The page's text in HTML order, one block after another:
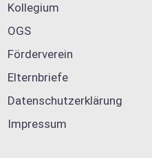
Kollegium
OGS
Förderverein
Elternbriefe
Datenschutzerklärung
Impressum